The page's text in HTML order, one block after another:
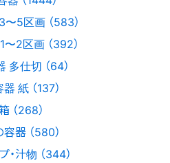
5区画 （583）
2区画 （392）
多仕切 （64）
紙 （137）
（268）
器 （580）
・汁物 （344）